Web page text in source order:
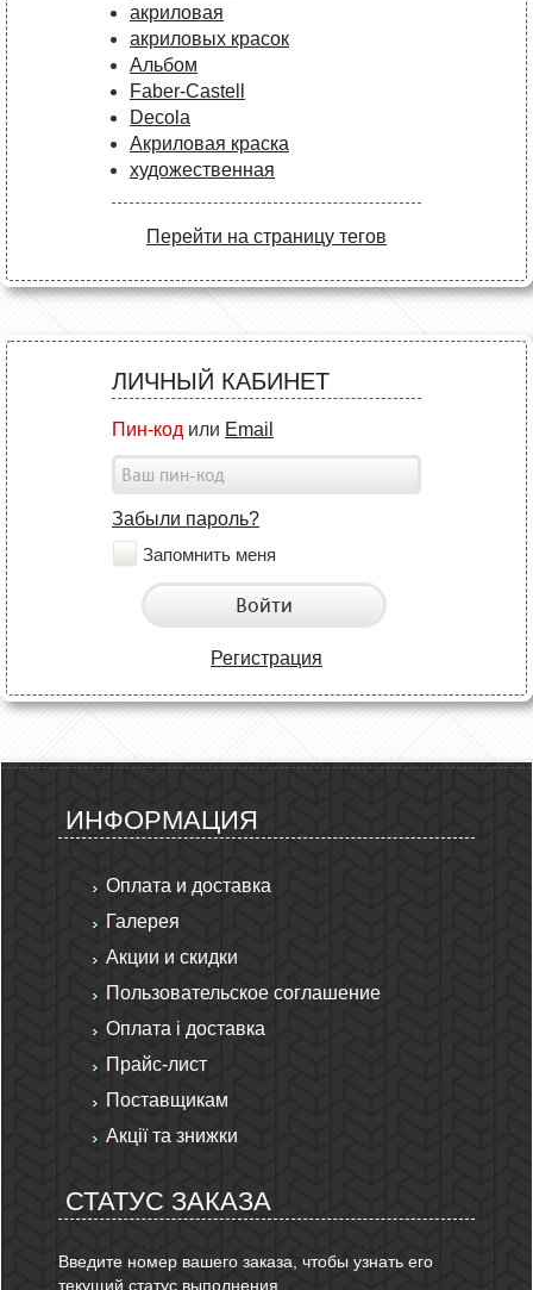
акриловая
акриловых красок
Альбом
Faber-Castell
Decola
Акриловая краска
художественная
Перейти на страницу тегов
ЛИЧНЫЙ КАБИНЕТ
Пин-код или Email
Забыли пароль?
Запомнить меня
Войти
Регистрация
ИНФОРМАЦИЯ
Оплата и доставка
Галерея
Акции и скидки
Пользовательское соглашение
Оплата і доставка
Прайс-лист
Поставщикам
Акції та знижки
СТАТУС ЗАКАЗА
Введите номер вашего заказа, чтобы узнать его
текущий статус выполнения